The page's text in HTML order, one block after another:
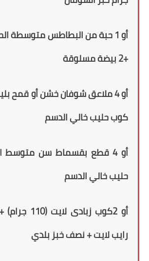
أو1حبة منال
+
2بيضة مسلوقة
أو 4 ملاعق شوفان خشن أو قمح بليلة
كوب حليب خالي الدسم
أو 4 قطع بقسماط سن
حليب خالي الدسم
أو 2كوب زبادى لايت (110 جرام) +خيار أو
رايبلايت+ نصف خبز بلدي